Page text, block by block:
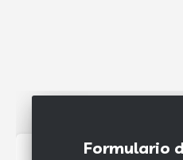
Formulario